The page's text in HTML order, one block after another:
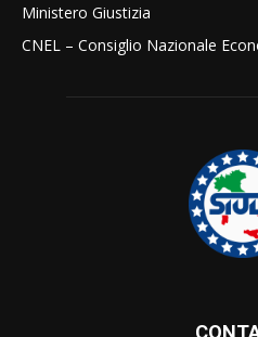
Ministero Giustizia
CNEL – Consiglio Nazionale